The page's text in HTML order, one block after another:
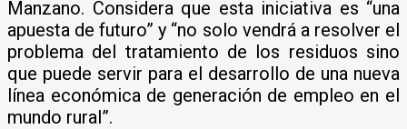
Manzano. Considera que esta iniciativa es “una
apuesta de futuro” y “no solo vendrá a resolver el
problema del tratamiento de los residuos sino
que puede servir para el desarrollo de una nueva
línea económica de generación de empleo en el
mundo rural”.